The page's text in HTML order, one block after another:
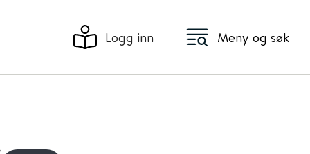
Logg inn Meny og søk